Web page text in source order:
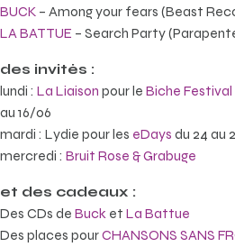
BUCK – Among your fears (Beast
LA BATTUE – Search Party
des invités :
lundi : La Liaison pour le Biche Festival
au 16/06
mardi : Lydie pour les eDays du 24 au
mercredi : Bruit Rose & Grabuge
et des cadeaux :
Des CDs de Buck et La Battue
Des places pourCHANSONS SANS